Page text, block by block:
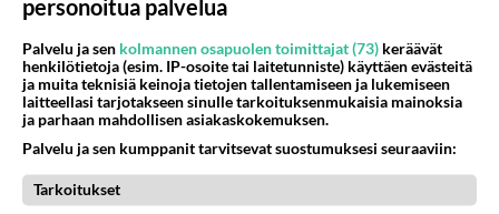
Tiesitkö? Martina Aitolehden isäpuoli on tämä suosittu laulaja
Martina Aitolehti on seurattu julkisuuden henkilö. Lähipiiriin mahtuu muitakin tunnettuja henkilöitä. Tiesitkö, että Ma
05.08.2026 07:23
Kotimaiset julkkisjuorut
28
855
Mikä sinua ja kaivattuasi
Yhdistää??????
personoitua palvelua
Palvelu ja sen kolmannen osapuolen toimittajat (73) keräävät
henkilötietoja (esim. IP-osoite tai laitetunniste) käyttäen evästeitä
ja muita teknisiä keinoja tietojen tallentamiseen ja lukemiseen
laitteellasi tarjotakseen sinulle tarkoituksenmukaisia mainoksia
ja parhaan mahdollisen asiakaskokemuksen.
Palvelu ja sen kumppanit tarvitsevat suostumuksesi seuraaviin:
Tarkoitukset